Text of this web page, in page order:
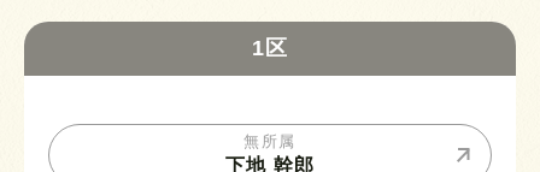
1区
無所属
下地 幹郎